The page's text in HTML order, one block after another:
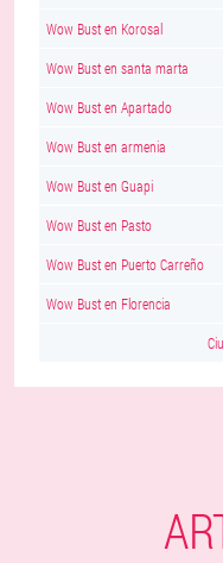
Wow Bust en Korosal
Wow Bust en santa marta
Wow Bust en Apartado
Wow Bust en armenia
Wow Bust en Guapi
Wow Bust en Pasto
Wow Bust en Puerto Carreño
Wow Bust en Florencia